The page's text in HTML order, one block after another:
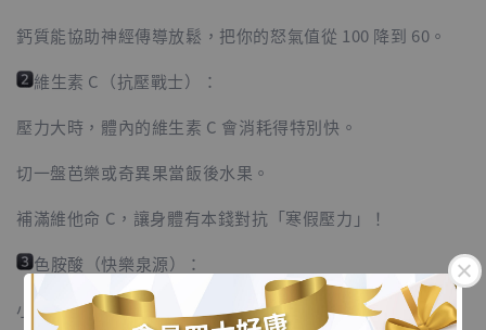
鈣質能協助神經傳導放鬆，把你的怒氣值從 100 降到 60。
維生素 C（抗壓戰士）：
壓力大時，體內的維生素 C 會消耗得特別快。
切一盤芭樂或奇異果當飯後水果。
補滿維他命 C，讓身體有本錢對抗「寒假壓力」！
色胺酸（快樂泉源）：
小孩把家裡炸了？來根香蕉吧！